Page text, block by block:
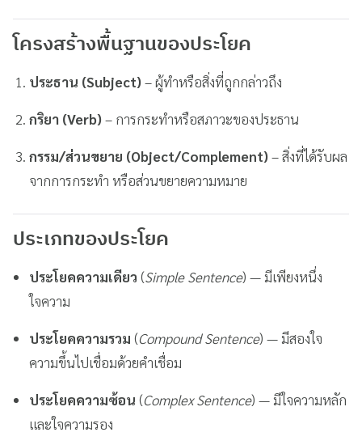
โครงสร้างพื้นฐานของประโยค
ประธาน (Subject) – ผู้ทำหรือสิ่งที่ถูกกล่าวถึง
กริยา (Verb) – การกระทำหรือสภาวะของประธาน
กรรม/ส่วนขยาย (Object/Complement) – สิ่งที่ได้รับผล
จากการกระทำ หรือส่วนขยายความหมาย
ประเภทของประโยค
ประโยคความเดียว (Simple Sentence) — มีเพียงหนึ่ง
ใจความ
ประโยคความรวม (Compound Sentence) — มีสองใจ
ความขึ้นไปเชื่อมด้วยคำเชื่อม
ประโยคความซ้อน (Complex Sentence) — มีใจความหลัก
และใจความรอง